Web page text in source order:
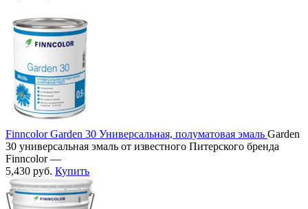
Finncolor Garden 30 Универсальная, полуматовая эмаль Garden
30 универсальная эмаль от известного Питерского бренда
Finncolor —
5,430 руб. Купить